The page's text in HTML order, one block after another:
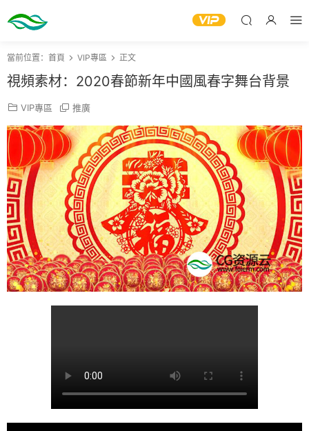
當前位置： 首頁 VIP專區 正文
視頻素材：2020春節新年中國風春字舞台背景
VIP專區 推廣